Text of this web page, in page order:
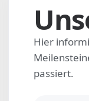
Hier
passiert.